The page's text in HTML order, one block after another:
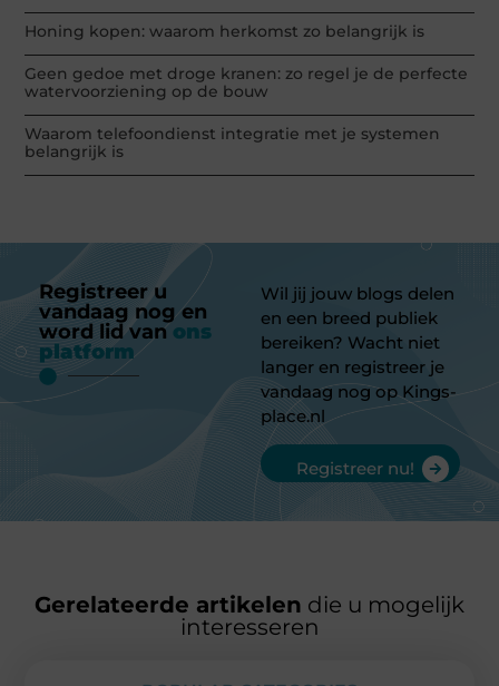
Honing kopen: waarom herkomst zo belangrijk is
Geen gedoe met droge kranen: zo regel je de perfecte
watervoorziening op de bouw
Waarom telefoondienst integratie met je systemen
belangrijk is
Registreer u
vandaag nog en
word lid van ons
platform
Wil jij jouw blogs delen
en een breed publiek
bereiken? Wacht niet
langer en registreer je
vandaag nog op Kings-
place.nl
Registreer nu!
Gerelateerde artikelen die u mogelijk
interesseren